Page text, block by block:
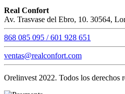
Real Confort
Av. Trasvase del Ebro, 10. 30564,
868 085 095 / 601 928 651
ventas@realconfort.com
Orelinvest 2022. Todos los derechos